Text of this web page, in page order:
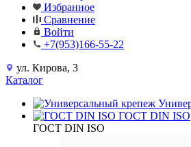
Избранное
Сравнение
Войти
+7(953)166-55-22
ул. Кирова, 3
Каталог
ГОСТ DIN ISO
ГОСТ DIN ISO